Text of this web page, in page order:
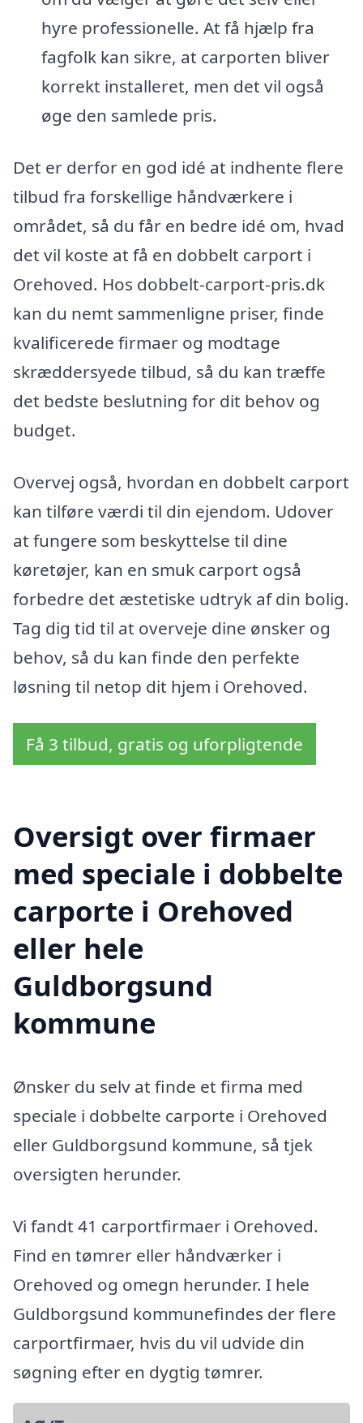
hyre professionelle. At få hjælp fra
fagfolk kan sikre, at carporten bliver
korrekt installeret, men det vil også
øge den samlede pris.
Det er derfor en god idé at indhente flere
tilbud fra forskellige håndværkere i
området, så du får en bedre idé om, hvad
det vil koste at få en dobbelt carport i
Orehoved. Hos dobbelt-carport-pris.dk
kan du nemt sammenligne priser, finde
kvalificerede firmaer og modtage
skræddersyede tilbud, så du kan træffe
det bedste beslutning for dit behov og
budget.
Overvej også, hvordan en dobbelt carport
kan tilføre værdi til din ejendom. Udover
at fungere som beskyttelse til dine
køretøjer, kan en smuk carport også
forbedre det æstetiske udtryk af din bolig.
Tag dig tid til at overveje dine ønsker og
behov, så du kan finde den perfekte
løsning til netop dit hjem i Orehoved.
Få 3 tilbud, gratis og uforpligtende
Oversigt over firmaer
med speciale i dobbelte
carporte i Orehoved
eller hele
Guldborgsund
kommune
Ønsker du selv at finde et firma med
speciale i dobbelte carporte i Orehoved
eller Guldborgsund kommune, så tjek
oversigten herunder.
Vi fandt 41 carportfirmaer i Orehoved.
Find en tømrer eller håndværker i
Orehoved og omegn herunder. I hele
Guldborgsund kommunefindes der flere
carportfirmaer, hvis du vil udvide din
søgning efter en dygtig tømrer.